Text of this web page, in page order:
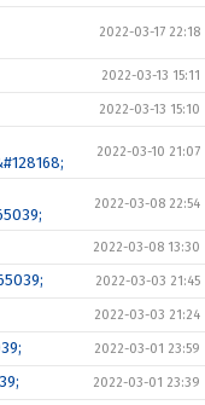
2022-03-17 22:18
2022-03-13 15:11
2022-03-13 15:10
2022-03-10 21:07
2022-03-08 22:54
2022-03-08 13:30
2022-03-03 21:45
2022-03-03 21:24
2022-03-01 23:59
2022-03-01 23:39